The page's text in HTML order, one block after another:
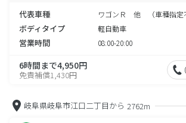
代表車種 ワゴンＲ 他 （車種指定
ボディタイプ 軽自動車
営業時間 08:00-20:00
6時間まで4,950円
免責補償1,430円
岐阜県岐阜市江口二丁目から 2762m